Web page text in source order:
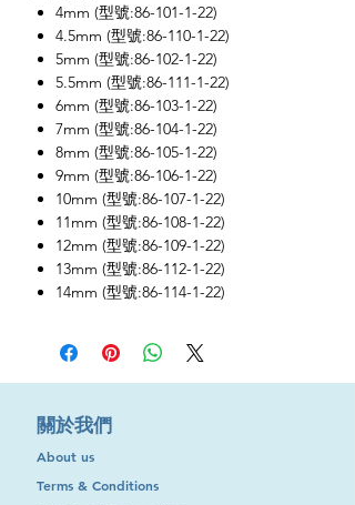
4mm (型號:86-101-1-22)
4.5mm (型號:86-110-1-22)
5mm (型號:86-102-1-22)
5.5mm (型號:86-111-1-22)
6mm (型號:86-103-1-22)
7mm (型號:86-104-1-22)
8mm (型號:86-105-1-22)
9mm (型號:86-106-1-22)
10mm (型號:86-107-1-22)
11mm (型號:86-108-1-22)
12mm (型號:86-109-1-22)
13mm (型號:86-112-1-22)
14mm (型號:86-114-1-22)
​關於我們
About us
Terms & Conditions